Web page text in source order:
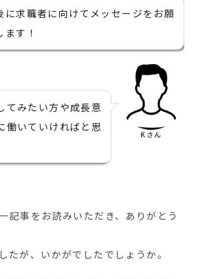
に求職者に向けてメッセージをお願
ます！
てみたい方や成長意
働いていければと思
Kさん
記事をお読みいただき、ありがとう
たが、いかがでしたでしょうか。